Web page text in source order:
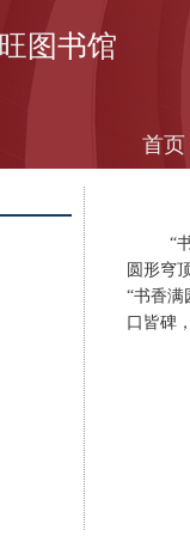
图书馆
首页
“
圆形穹
“书香满
口皆碑